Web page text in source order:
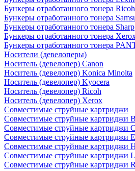
Бункеры отработанного тонера Ricoh
Бункеры отработанного тонера
Бункеры отработанного тонера Sharp
Бункеры отработанного тонера
Бункеры отработанного тонера
Носители (девелоперы)
Носитель (девелопер) Canon
Носитель (девелопер) Konica Minolta
Носитель (девелопер) Kyocera
Носитель (девелопер) Ricoh
Носитель (девелопер) Xerox
Совместимые струйные картриджи
Совместимые струйные картриджи
Совместимые струйные картриджи
Совместимые струйные картриджи
Совместимые струйные картриджи
Совместимые струйные картриджи
Совместимые струйные картриджи